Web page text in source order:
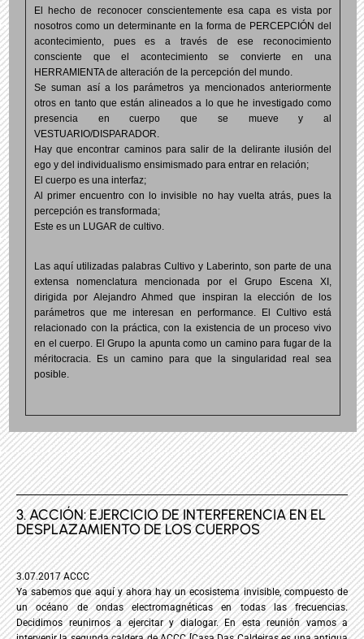
El hecho de reconocer conscientemente esa capa es vista por
nosotros como un determinante en la forma de PERCEPCIÓN del
acontecimiento, pues es a través de ese reconocimiento
consciente que el acontecimiento se convierte en una
HERRAMIENTA de alteración de la percepción del mundo.
Se suman así a los parámetros ya mencionados anteriormente
otros en tanto que están alineados a lo que he investigado como
presencia en cuerpo que se mueve y al
VESTUARIO/DISPARADOR.
Hay que encontrar caminos para salir de la delirante ilusión del
ego y del individualismo ensimismado para entrar en relación;
El cuerpo es una interfaz;
Al primer encuentro con lo invisible no hay vuelta atrás, pues la
percepción es transformada;
Este es un LUGAR de cultivo.
Las aquí utilizadas palabras Cultivo y Laberinto, son parte de una
extensa nomenclatura mencionada por el Grupo Escena XI,
dirigida por Alejandro Ahmed que inspiran la elección de los
parámetros que me interesan en performance. El Cultivo está
relacionado con la práctica, con la existencia de un proceso vivo
en el cuerpo. El Grupo la apunta como un camino para fugar de la
méritocracia. Es un camino para que la singularidad real sea
posible.
3. ACCIÓN: EJERCICIO DE INTERFERENCIA EN EL
DESPLAZAMIENTO DE LOS CUERPOS
3.07.2017 ACCC
Ya sabemos que aquí y ahora hay un ecosistema invisible, compuesto de
un océano de ondas electromagnéticas en todas las frecuencias.
Decidimos reunirnos a ejercitar y dialogar. En esta reunión vamos a